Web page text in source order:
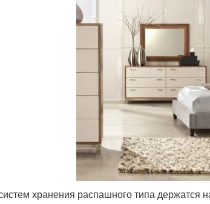
хранения распашного типа держатся